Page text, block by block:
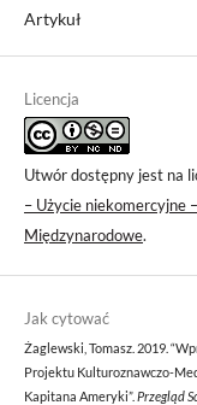
Artykuł
Licencja
Utwór dostępny jest na
– Użycie niekomercyjne
Międzynarodowe.
Jak cytować
Żaglewski, Tomasz. 2019.
Projektu Kulturoznawczo-
Kapitana Ameryki”. Przegląd